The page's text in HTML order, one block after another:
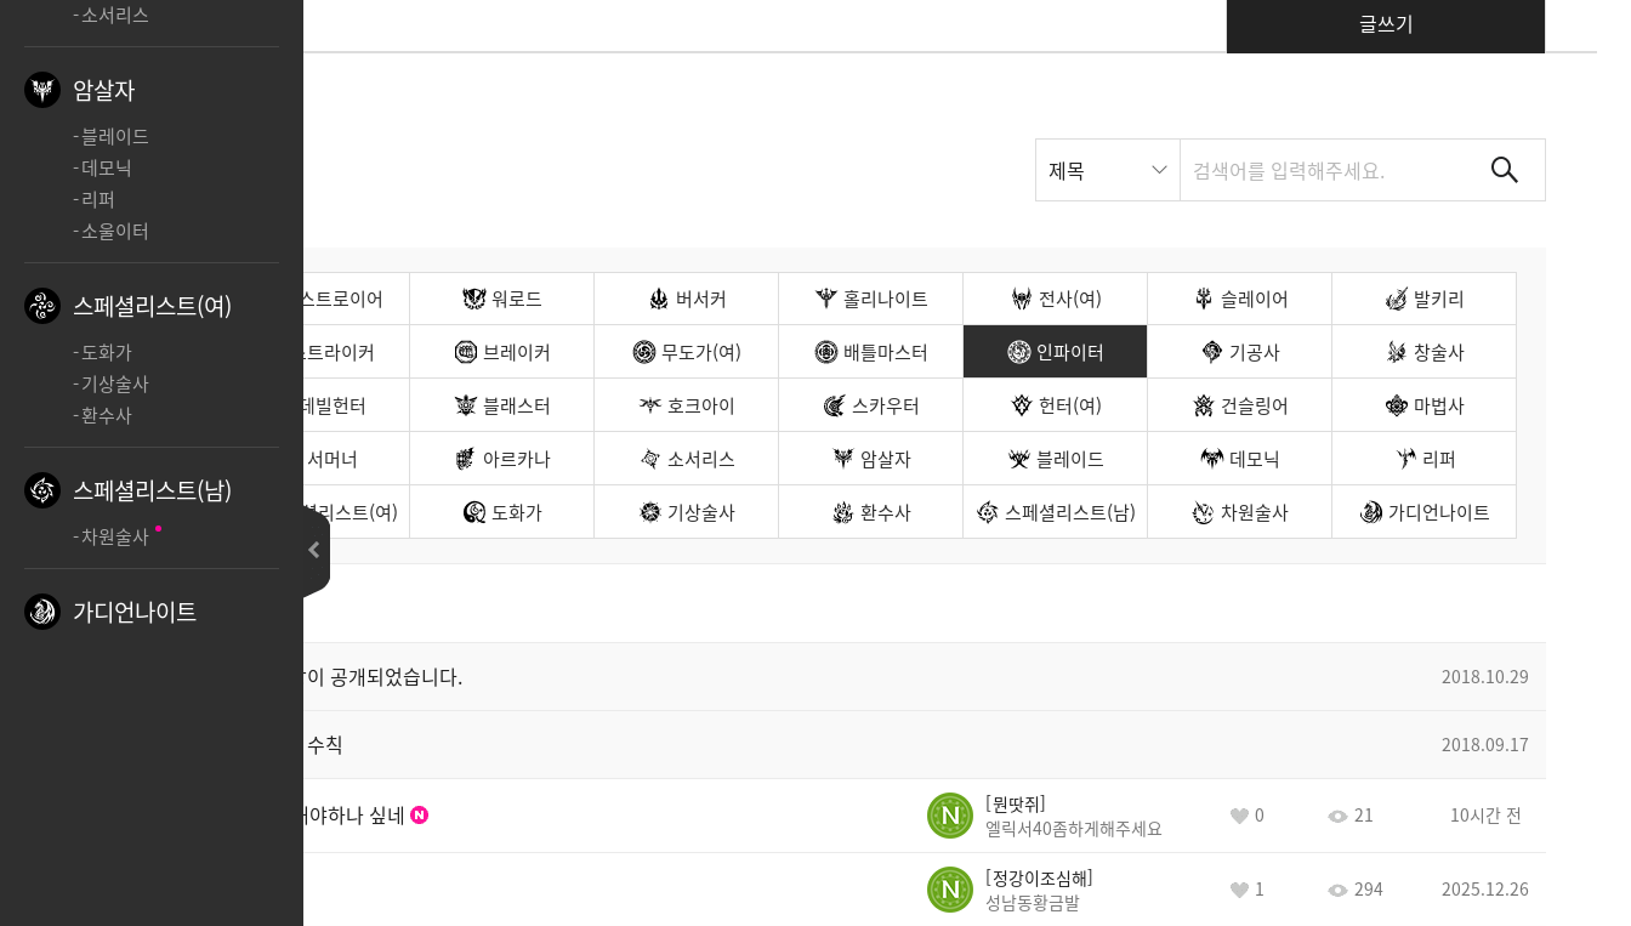
글쓰기
스
트
색
제목
소서리스
암살자
블레이드
데모닉
리퍼
소울이터
스페셜리스트(여)
도화가
기상술사
환수사
스페셜리스트(남)
차원술사
가디언나이트
전사(남) 디스트로이어 워로드 버서커 홀리나이트 전사(여) 슬레이어
발키리
무도가(남)
스트라이커 브레이커 무도가(여) 배틀마스터 인파이터 기공사
창술사
헌터(남)
데빌헌터 블래스터 호크아이 스카우터 헌터(여) 건슬링어
마법사
서머너 아르카나 소서리스 암살자 블레이드 데모닉
리퍼
소울이터
스페셜리스트(여) 도화가 기상술사 환수사 스페셜리스트(남) 차원술사 가디언나이트
최신순 좋아요순
클래스 스킬 영상이 공개되었습니다. 2018.10.29
직업게시판 이용 수칙 2018.09.17
스트레스 받으면서 까지 겜을 해야하나 싶네
뭔땃쥐
엘릭서40좀하게해주세요
0 21 10시간 전
정강이조심해
성남동황금발
1 294 2025.12.26